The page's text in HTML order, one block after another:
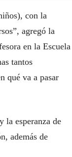
con la
agregó la
en la Escuela
tantos
qué va a pasar
la esperanza de
además de